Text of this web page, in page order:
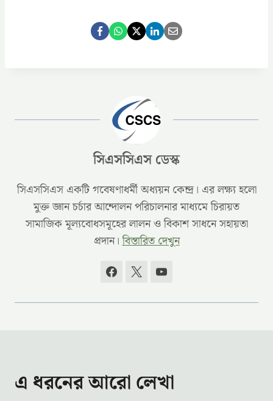
সিএসসিএস ডেস্ক
সিএসসিএস একটি গবেষণাধর্মী অধ্যয়ন কেন্দ্র। এর লক্ষ্য হলো
মুক্ত জ্ঞান চর্চার আন্দোলন পরিচালনার মাধ্যমে চিরায়ত
সামাজিক মূল্যবোধসমূহের লালন ও বিকাশ সাধনে সহায়তা
প্রদান।বিস্তারিত দেখুন
এ ধরনের আরো লেখা